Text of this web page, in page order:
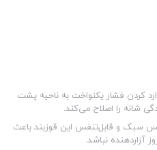
کردن فشار یکنواخت به ناحیه پشت
شانه را اصلاح می‌کند.
سبک و قابل‌تنفس این قوزبند باعث
آزاردهنده نباشد.